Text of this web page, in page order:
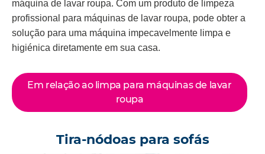
máquina de lavar roupa. Com um produto de limpeza
profissional para máquinas de lavar roupa, pode obter a
solução para uma máquina impecavelmente limpa e
higiénica diretamente em sua casa.
Em relação ao limpa para máquinas de lavar
roupa
Tira-nódoas para sofás